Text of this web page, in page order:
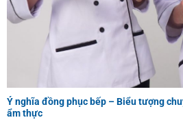
Ý nghĩa đồng phục bếp – Biểu tượng
ẩm thực